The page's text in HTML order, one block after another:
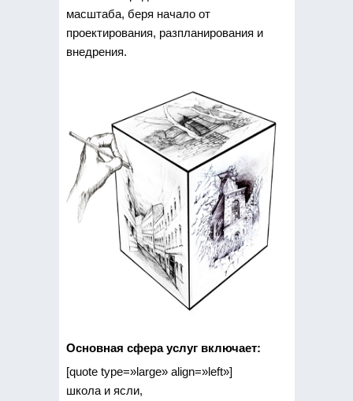
масштаба, беря начало от
проектирования, разпланирования и
внедрения.
Основная сфера услуг включает:
[quote type=»large» align=»left»]
школа и ясли,